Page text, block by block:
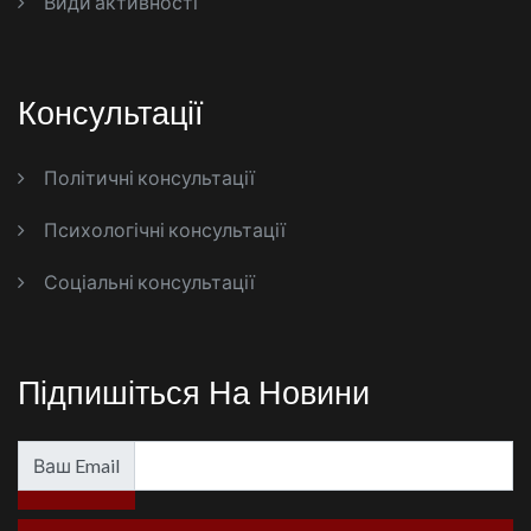
Консультації
Політичні консультації
Психологічні консультації
Соціальні консультації
Підпишіться На Новини
Ваш Email